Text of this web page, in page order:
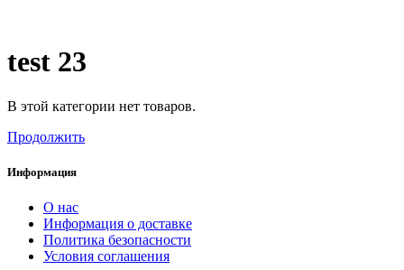
test 23
В этой категории нет товаров.
Продолжить
Информация
О нас
Информация о доставке
Политика безопасности
Условия соглашения